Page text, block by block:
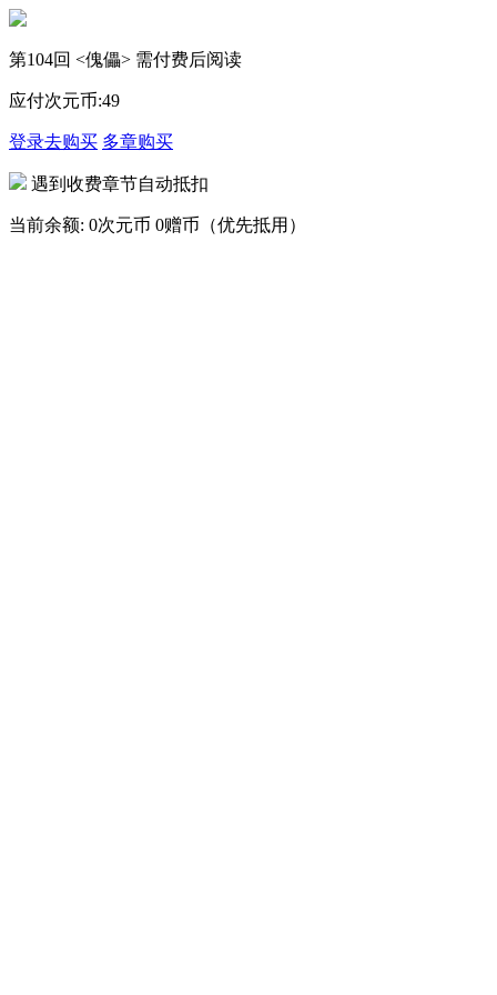
第104回 <傀儡> 需付费后阅读
应付次元币:49
登录去购买 多章购买
遇到收费章节自动抵扣
当前余额: 0次元币 0赠币（优先抵用）